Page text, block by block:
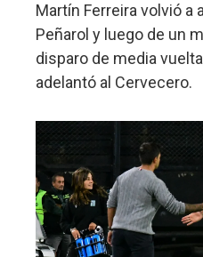
Martín Ferreira volvió a
Peñarol y luego de un
disparo de media
adelantó al Cervecero.